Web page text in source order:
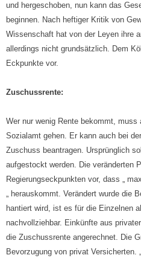
und hergeschoben, nun kann das
beginnen. Nach heftiger Kritik von
Wissenschaft hat von der Leyen ihre
allerdings nicht grundsätzlich. Dem
Eckpunkte vor.
Zuschussrente:
Wer nur wenig Rente bekommt, muss
Sozialamt gehen. Er kann auch bei
Zuschuss beantragen. Ursprünglich
aufgestockt werden. Die veränderten
Regierungseckpunkten vor, dass „
„ herauskommt. Verändert wurde die
hantiert wird, ist es für die Einzelnen
nachvollziehbar. Einkünfte aus
die Zuschussrente angerechnet. Die
Bevorzugung von privat Versicherten.